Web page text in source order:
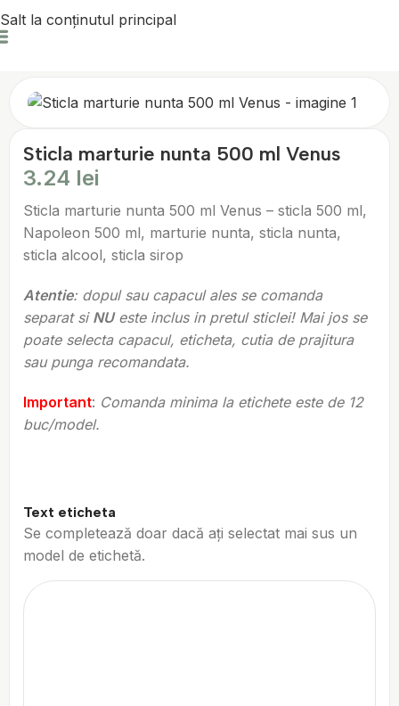
Salt la conținutul principal
Sticla marturie nunta 500 ml Venus
3.24 lei
Sticla marturie nunta 500 ml Venus – sticla 500 ml,
Napoleon 500 ml, marturie nunta, sticla nunta,
sticla alcool, sticla sirop
Atentie: dopul sau capacul ales se comanda
separat si NUeste inclus in pretul sticlei! Mai jos se
poate selecta capacul, eticheta, cutia de prajitura
sau punga recomandata.
Important: Comanda minima la etichete este de 12
buc/model.
Text eticheta
Se completează doar dacă ați selectat mai sus un
model de etichetă.